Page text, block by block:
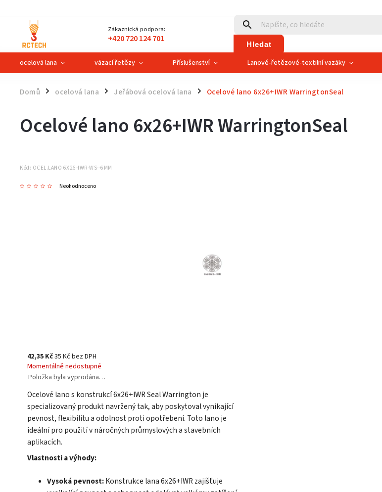
Zákaznická podpora:
+420 720 124 701 Hledat
ocelová lana vázací řetězy Příslušenství Lanové-řetězové-textilní vazáky
Domů / ocelová lana / Jeřábová ocelová lana / Ocelové lano 6x26+IWR WarringtonSeal
Ocelové lano 6x26+IWR WarringtonSeal
Kód: OCEL.LANO 6X26-IWR-WS--6MM
Neohodnoceno
42,35 Kč35 Kč bez DPH
Momentálně nedostupné
Položka byla vyprodána…
Ocelové lano s konstrukcí 6x26+IWR Seal Warrington je
specializovaný produkt navržený tak, aby poskytoval vynikající
pevnost, flexibilitu a odolnost proti opotřebení. Toto lano je
ideální pro použití v náročných průmyslových a stavebních
aplikacích.
Vlastnosti a výhody:
Vysoká pevnost:Konstrukce lana 6x26+IWR zajišťuje